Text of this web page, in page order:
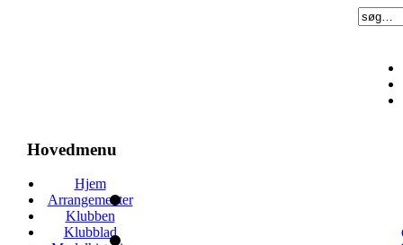
Hovedmenu
Hjem
Arrangementer
Klubben
Klubblad